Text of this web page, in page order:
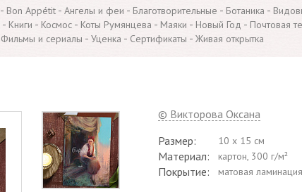
- Bon Appétit - Ангелы и феи - Благотворительные - Ботаника -
- Книги - Космос - Коты Румянцева - Маяки - Новый Год - Почтовая
Фильмы и сериалы - Уценка - Сертификаты - Живая открытка
© Викторова Оксана
Размер:
10 x 15 см
Материал: картон, 300 г/м²
Покрытие: матовая ламинация